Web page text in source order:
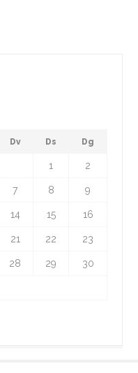
Dv Ds Dg
1 2
7 8 9
14 15 16
21 22 23
28 29 30